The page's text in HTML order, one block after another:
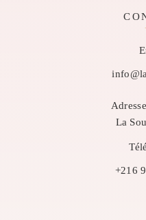
La
+216